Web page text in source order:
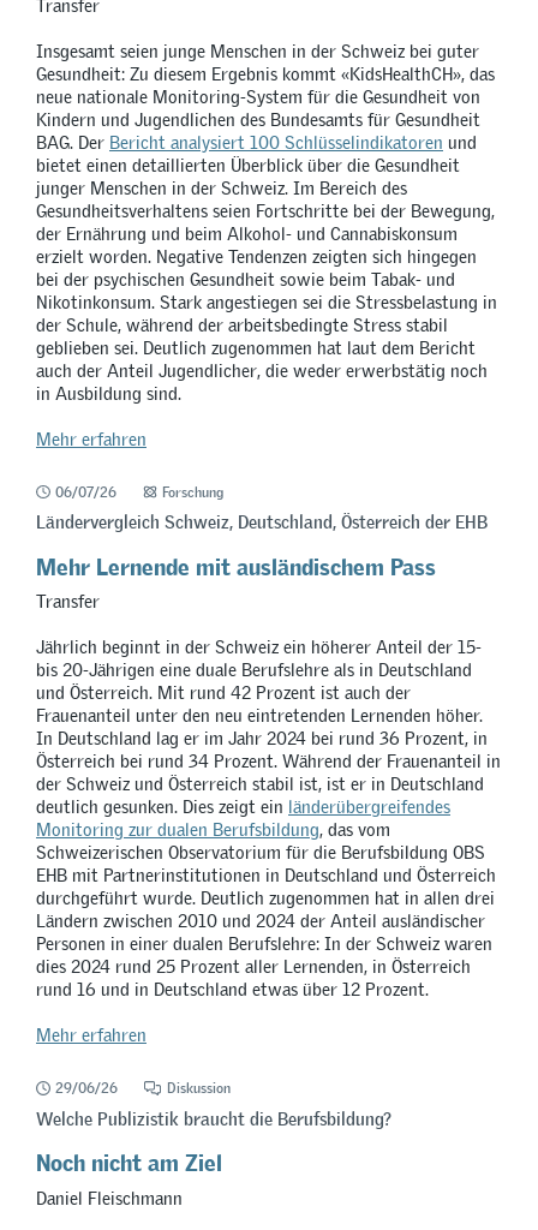
Transfer
Insgesamt seien junge Menschen in der Schweiz bei guter
Gesundheit: Zu diesem Ergebnis kommt «KidsHealthCH», das
neue nationale Monitoring-System für die Gesundheit von
Kindern und Jugendlichen des Bundesamts für Gesundheit
BAG. Der Bericht analysiert 100 Schlüsselindikatoren und
bietet einen detaillierten Überblick über die Gesundheit
junger Menschen in der Schweiz. Im Bereich des
Gesundheitsverhaltens seien Fortschritte bei der Bewegung,
der Ernährung und beim Alkohol- und Cannabiskonsum
erzielt worden. Negative Tendenzen zeigten sich hingegen
bei der psychischen Gesundheit sowie beim Tabak- und
Nikotinkonsum. Stark angestiegen sei die Stressbelastung in
der Schule, während der arbeitsbedingte Stress stabil
geblieben sei. Deutlich zugenommen hat laut dem Bericht
auch der Anteil Jugendlicher, die weder erwerbstätig noch
in Ausbildung sind.
Mehr erfahren
06/07/26 Forschung
Ländervergleich Schweiz, Deutschland, Österreich der EHB
Mehr Lernende mit ausländischem Pass
Transfer
Jährlich beginnt in der Schweiz ein höherer Anteil der 15-
bis 20-Jährigen eine duale Berufslehre als in Deutschland
und Österreich. Mit rund 42 Prozent ist auch der
Frauenanteil unter den neu eintretenden Lernenden höher.
In Deutschland lag er im Jahr 2024 bei rund 36 Prozent, in
Österreich bei rund 34 Prozent. Während der Frauenanteil in
der Schweiz und Österreich stabil ist, ist er in Deutschland
deutlich gesunken. Dies zeigt ein länderübergreifendes
Monitoring zur dualen Berufsbildung, das vom
Schweizerischen Observatorium für die Berufsbildung OBS
EHB mit Partnerinstitutionen in Deutschland und Österreich
durchgeführt wurde. Deutlich zugenommen hat in allen drei
Ländern zwischen 2010 und 2024 der Anteil ausländischer
Personen in einer dualen Berufslehre: In der Schweiz waren
dies 2024 rund 25 Prozent aller Lernenden, in Österreich
rund 16 und in Deutschland etwas über 12 Prozent.
Mehr erfahren
29/06/26 Diskussion
Welche Publizistik braucht die Berufsbildung?
Noch nicht am Ziel
Daniel Fleischmann